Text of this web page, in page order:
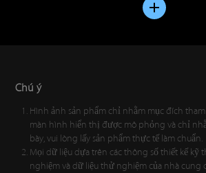
Chú ý
Hình ảnh sản phẩm chỉ nhằm mục đích
màn hình hiển thị được mô phỏng và chỉ
bày, vui lòng lấy sản phẩm thực tế làm chuẩn.
Mọi dữ liệu dựa trên các thông số thiết kế kỹ
nghiệm và dữ liệu thử nghiệm của nhà cung